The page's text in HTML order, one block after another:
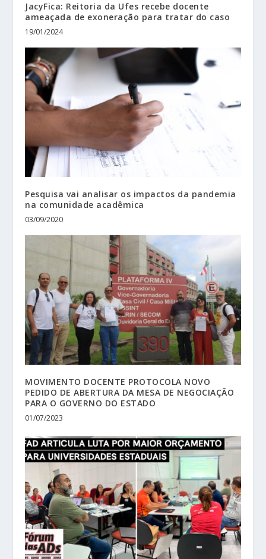
JacyFica: Reitoria da Ufes recebe docente
ameaçada de exoneração para tratar do caso
19/01/2024
Pesquisa vai analisar os impactos da pandemia
na comunidade acadêmica
03/09/2020
MOVIMENTO DOCENTE PROTOCOLA NOVO
PEDIDO DE ABERTURA DA MESA DE NEGOCIAÇÃO
PARA O GOVERNO DO ESTADO
01/07/2023